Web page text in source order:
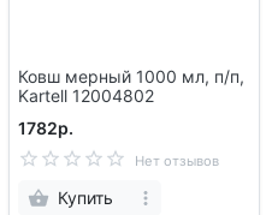
Ковш мерный 1000 мл, п/п,
Kartell 12004802
1782р.
Нет отзывов
Купить